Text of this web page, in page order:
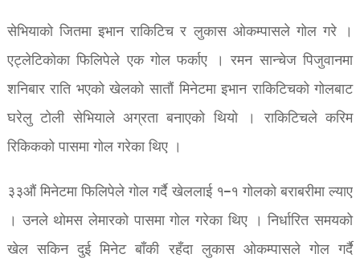
सेभियाको जितमा इभान राकिटिच र लुकास ओकम्पासले गोल गरे ।
एट्लेटिकोका फिलिपेले एक गोल फर्काए । रमन सान्चेज पिजुवानमा
शनिबार राति भएको खेलको सातौं मिनेटमा इभान राकिटिचको गोलबाट
घरेलु टोली सेभियाले अग्रता बनाएको थियो । राकिटिचले करिम
रिकिकको पासमा गोल गरेका थिए ।
३३औं मिनेटमा फिलिपेले गोल गर्दै खेललाई १–१ गोलको बराबरीमा ल्याए
। उनले थोमस लेमारको पासमा गोल गरेका थिए । निर्धारित समयको
खेल सकिन दुई मिनेट बाँकी रहँदा लुकास ओकम्पासले गोल गर्दै